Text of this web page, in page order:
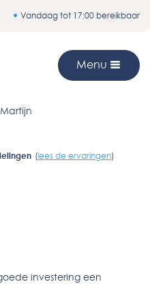
Vandaag tot 17:00 bereikbaar
Menu
(lees de ervaringen)
investering een